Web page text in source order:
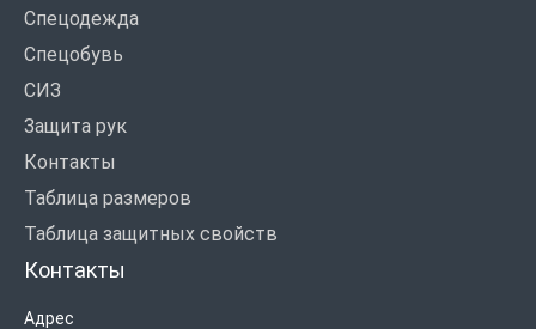
Спецодежда
Спецобувь
СИЗ
Защита рук
Контакты
Таблица размеров
Таблица защитных свойств
Контакты
Адрес